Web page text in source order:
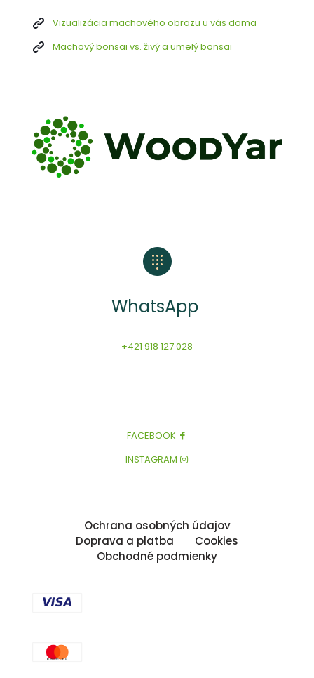
Vizualizácia machového obrazu u vás doma
Machový bonsai vs. živý a umelý bonsai
WhatsApp
+421 918 127 028
FACEBOOK
INSTAGRAM
Ochrana osobných údajov
Doprava a platba
Cookies
Obchodné podmienky